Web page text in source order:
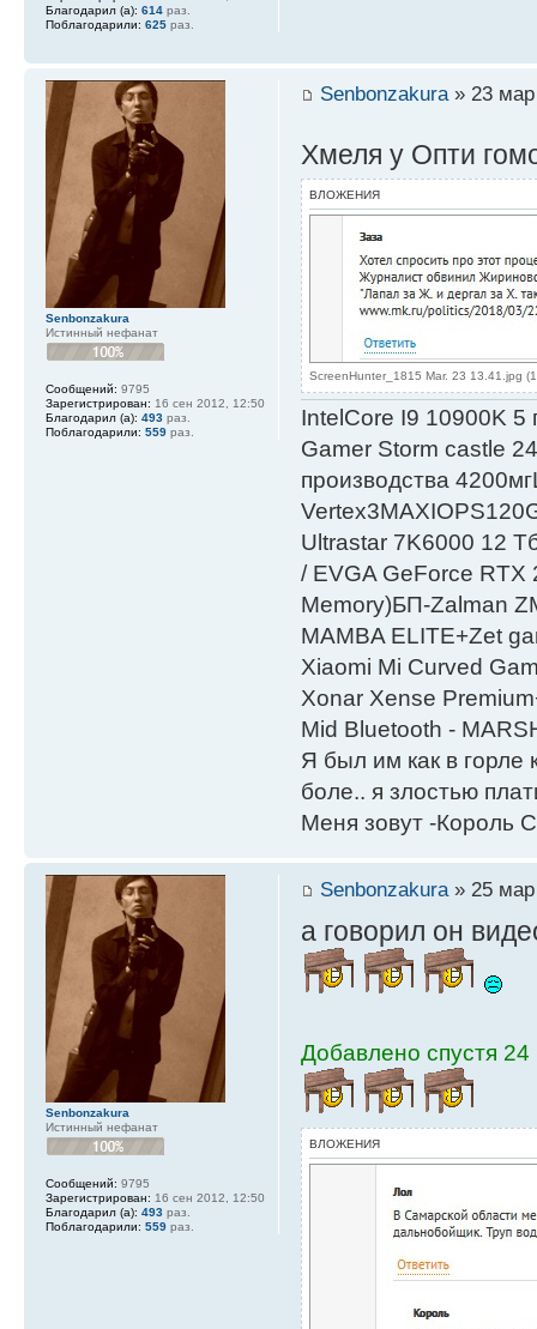
Благодарил (а): 614 раз.
Поблагодарили: 625 раз.
Senbonzakura» 23 мар
Хмеля у Опти
ВЛОЖЕНИЯ
ScreenHunter_1815 Mar. 23 13.41.jpg
IntelСore I9 10900K 5
Gamer Storm castle
производства
Ultrastar 7K6000 12
/ EVGA GeForce RTX
Мemory)БП-Zalman
MAMBA ELITE+Zet
Xiaomi Mi Curved
Xonar Xense
Mid Bluetooth -
Я был им как в горле
боле.. я злостью
Меня зовут -Король
Senbonzakura
Истинный нефанат
Сообщений: 9795
Зарегистрирован: 16 сен 2012, 12:50
Благодарил (а): 493 раз.
Поблагодарили: 559 раз.
Senbonzakura» 25 мар
а говорил он
Добавлено спустя
ВЛОЖЕНИЯ
Senbonzakura
Истинный нефанат
Сообщений: 9795
Зарегистрирован: 16 сен 2012, 12:50
Благодарил (а): 493 раз.
Поблагодарили: 559 раз.